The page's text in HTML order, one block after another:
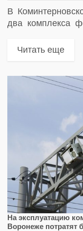
В
два комплекса
для
Читать еще
На эксплуатацию
Воронеже потратят